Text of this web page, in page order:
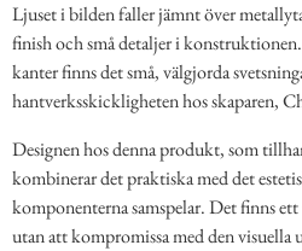
Ljuset i bilden faller jämnt över
finish och små detaljer i
kanter finns det små, välgjorda
hantverksskickligheten hos skaparen,
Designen hos denna produkt, som
kombinerar det praktiska med det
komponenterna samspelar. Det finns
utan att kompromissa med den visuella